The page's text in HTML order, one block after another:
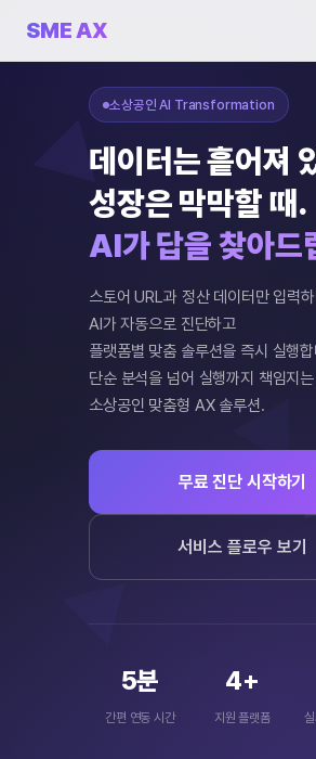
SME AX
소상공인 AI Transformation
데이터는 흩어져
성장은 막막할 때.
AI가 답을 찾아드
스토어 URL과 정산 데이터만 입력
AI가 자동으로 진단하고
플랫폼별 맞춤 솔루션을 즉시 실행
단순 분석을 넘어 실행까지 책임지는
소상공인 맞춤형 AX 솔루션.
무료 진단 시작하기
서비스 플로우 보기
5분
간편 연동 시간
4+
지원 플랫폼